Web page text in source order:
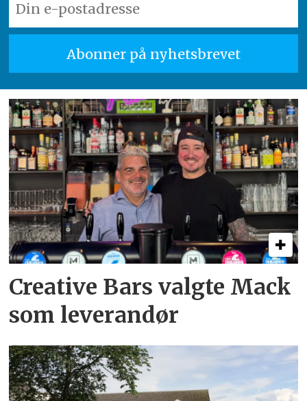
Creative Bars valgte Mack
som leverandør